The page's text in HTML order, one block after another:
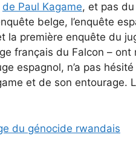
de Paul Kagame, et pas
belge, l’enquête
la première enquête du
français du Falcon – ont
espagnol, n’a pas
et de son entourage.
du génocide rwandais